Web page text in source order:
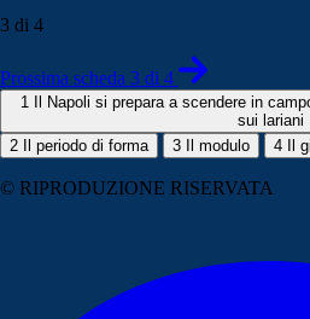
3 di 4
Prossima scheda 3 di 4
1
Il Napoli si prepara a scendere in
sui lariani
2
Il periodo di forma 3 Il modulo 4 Il
© RIPRODUZIONE RISERVATA